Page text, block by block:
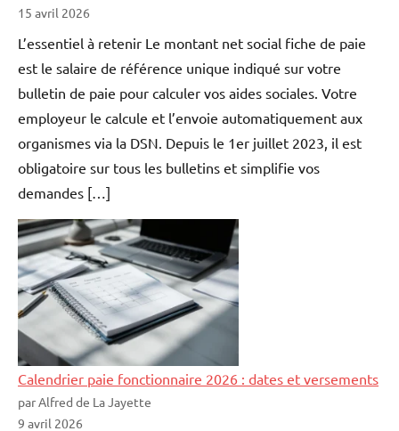
15 avril 2026
L’essentiel à retenir Le montant net social fiche de paie
est le salaire de référence unique indiqué sur votre
bulletin de paie pour calculer vos aides sociales. Votre
employeur le calcule et l’envoie automatiquement aux
organismes via la DSN. Depuis le 1er juillet 2023, il est
obligatoire sur tous les bulletins et simplifie vos
demandes […]
Calendrier paie fonctionnaire 2026 : dates et versements
par Alfred de La Jayette
9 avril 2026